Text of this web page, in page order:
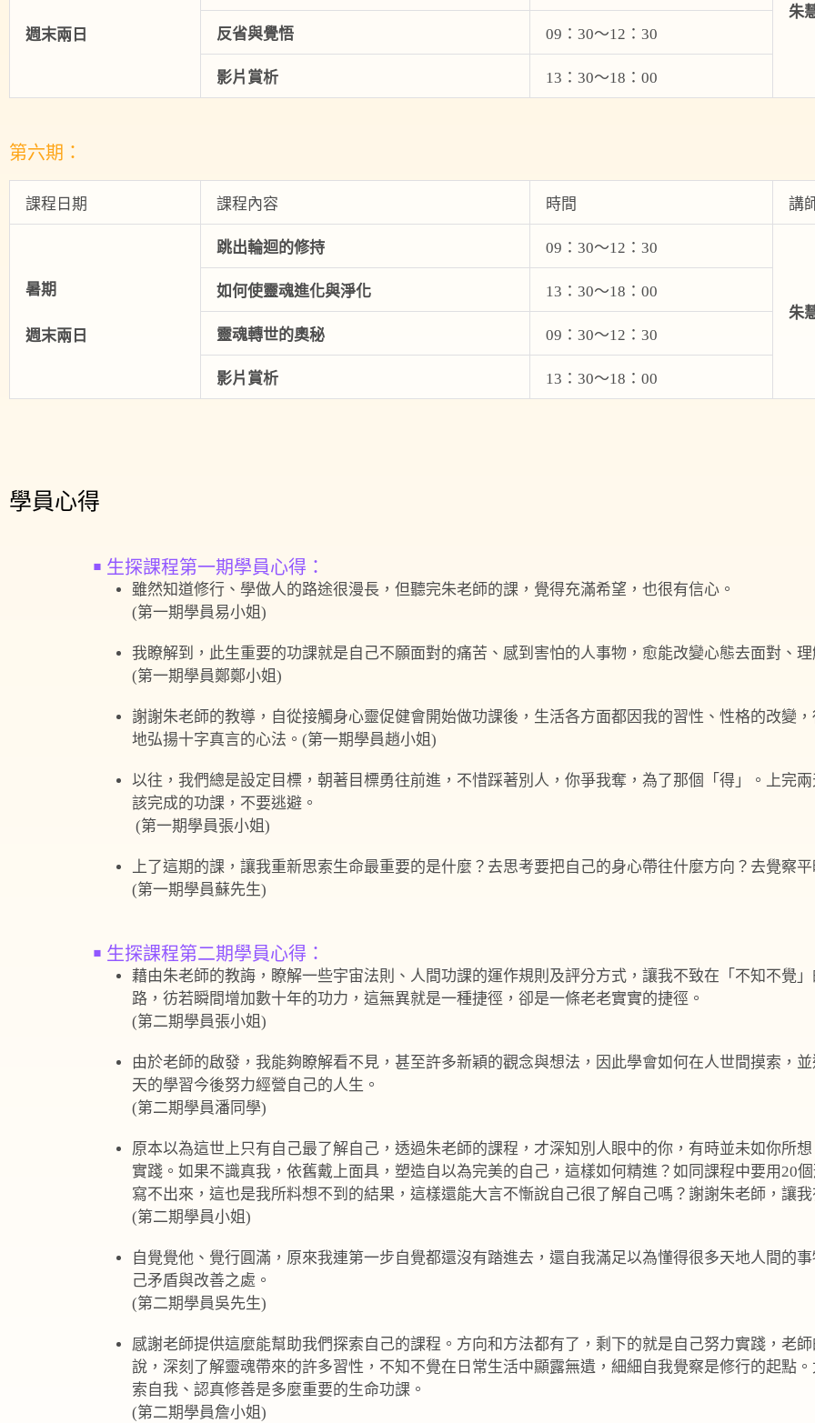
週末兩日
朱
反省與覺悟 09：30～12：30
影片賞析 13：30～18：00
第六期：
課程日期 課程內容 時間 講
暑期
週末兩日
跳出輪迴的修持 09：30～12：30
朱
如何使靈魂進化與淨化 13：30～18：00
靈魂轉世的奧秘 09：30～12：30
影片賞析 13：30～18：00
學員心得
￭ 生探課程第一期學員心得：
雖然知道修行、學做人的路途很漫長，但聽完朱老師的課，覺得充滿希望，也很有信心。
(第一期學員易小姐)
我瞭解到，此生重要的功課就是自己不願面對的痛苦、感到害怕的人事物，愈能改變心態去面對、
(第一期學員鄭鄭小姐)
謝謝朱老師的教導，自從接觸身心靈促健會開始做功課後，生活各方面都因我的習性、性格的改變
地弘揚十字真言的心法。(第一期學員趙小姐)
以往，我們總是設定目標，朝著目標勇往前進，不惜踩著別人，你爭我奪，為了那個「得」。上完
該完成的功課，不要逃避。
(第一期學員張小姐)
上了這期的課，讓我重新思索生命最重要的是什麼？去思考要把自己的身心帶往什麼方向？去覺察
(第一期學員蘇先生)
￭ 生探課程第二期學員心得：
藉由朱老師的教誨，瞭解一些宇宙法則、人間功課的運作規則及評分方式，讓我不致在「不知不覺
路，彷若瞬間增加數十年的功力，這無異就是一種捷徑，卻是一條老老實實的捷徑。
(第二期學員張小姐)
由於老師的啟發，我能夠瞭解看不見，甚至許多新穎的觀念與想法，因此學會如何在人世間摸索，
天的學習今後努力經營自己的人生。
(第二期學員潘同學)
原本以為這世上只有自己最了解自己，透過朱老師的課程，才深知別人眼中的你，有時並未如你所
實踐。如果不識真我，依舊戴上面具，塑造自以為完美的自己，這樣如何精進？如同課程中要用20
寫不出來，這也是我所料想不到的結果，這樣還能大言不慚說自己很了解自己嗎？謝謝朱老師，讓
(第二期學員小姐)
自覺覺他、覺行圓滿，原來我連第一步自覺都還沒有踏進去，還自我滿足以為懂得很多天地人間的
己矛盾與改善之處。
(第二期學員吳先生)
感謝老師提供這麼能幫助我們探索自己的課程。方向和方法都有了，剩下的就是自己努力實踐，老
說，深刻了解靈魂帶來的許多習性，不知不覺在日常生活中顯露無遺，細細自我覺察是修行的起點
索自我、認真修善是多麼重要的生命功課。
(第二期學員詹小姐)